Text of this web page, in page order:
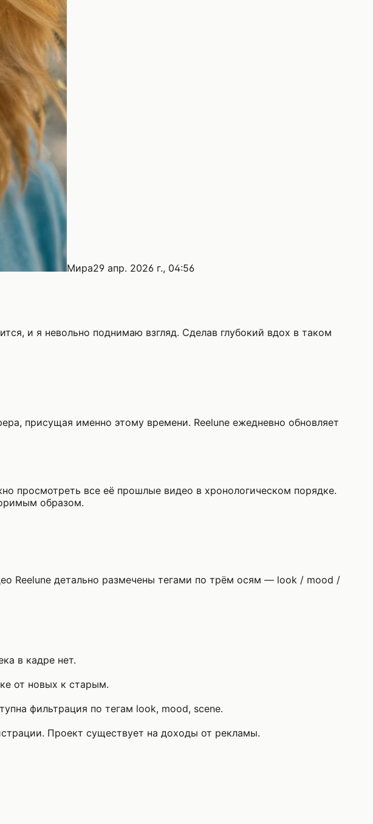
Мира29 апр. 2026 г., 04:56
и я невольно поднимаю взгляд. Сделав глубокий вдох в таком
присущая именно этому времени. Reelune ежедневно обновляет
просмотреть все её прошлые видео в хронологическом порядке.
образом.
Reelune детально размечены тегами по трём осям — look / mood /
в кадре нет.
от новых к старым.
фильтрация по тегам look, mood, scene.
Проект существует на доходы от рекламы.